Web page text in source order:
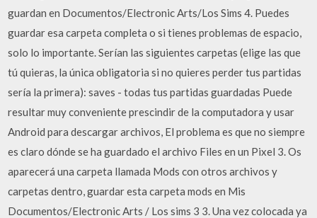
guardan en Documentos/Electronic Arts/Los Sims 4. Puedes
guardar esa carpeta completa o si tienes problemas de espacio,
solo lo importante. Serían las siguientes carpetas (elige las que
tú quieras, la única obligatoria si no quieres perder tus partidas
sería la primera): saves - todas tus partidas guardadas Puede
resultar muy conveniente prescindir de la computadora y usar
Android para descargar archivos, El problema es que no siempre
es claro dónde se ha guardado el archivo Files en un Pixel 3. Os
aparecerá una carpeta llamada Mods con otros archivos y
carpetas dentro, guardar esta carpeta mods en Mis
Documentos/Electronic Arts / Los sims 3 3. Una vez colocada ya